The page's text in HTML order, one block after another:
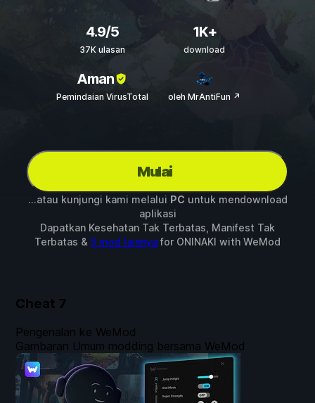
4.9/5
37K ulasan
1K+
download
Aman
Pemindaian VirusTotal oleh MrAntiFun ↗
Mulai
...atau kunjungi kami melalui PC untuk mendownload
aplikasi
Dapatkan Kesehatan Tak Terbatas, Manifest Tak
Terbatas & 5 mod lainnyafor ONINAKI with WeMod
Cheat 7
Pengenalan ke WeMod
Gambaran Umum modding bersama WeMod